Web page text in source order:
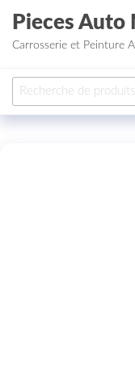
Aller au contenu
Pieces Auto
Carrosserie et Peinture
Recherche pour :